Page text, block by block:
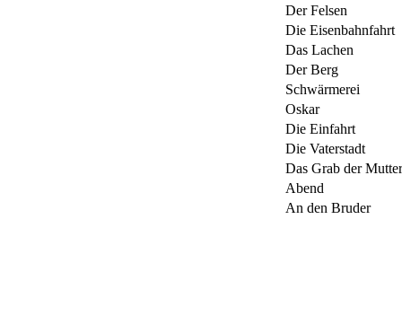
Der Felsen
Die Eisenbahnfahrt
Das Lachen
Der Berg
Schwärmerei
Oskar
Die Einfahrt
Die Vaterstadt
Das Grab der Mutter
Abend
An den Bruder